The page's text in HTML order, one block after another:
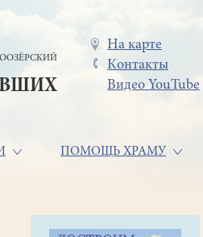
Меню
в
На карте
Контакты
Видео YouTube
ПОМОЩЬ ХРАМУ